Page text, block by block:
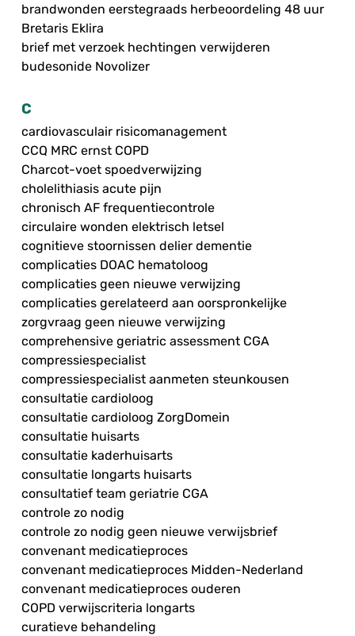
brandwonden eerstegraads herbeoordeling 48 uur
Bretaris Eklira
brief met verzoek hechtingen verwijderen
budesonide Novolizer
C
cardiovasculair risicomanagement
CCQ MRC ernst COPD
Charcot-voet spoedverwijzing
cholelithiasis acute pijn
chronisch AF frequentiecontrole
circulaire wonden elektrisch letsel
cognitieve stoornissen delier dementie
complicaties DOAC hematoloog
complicaties geen nieuwe verwijzing
complicaties gerelateerd aan oorspronkelijke
zorgvraag geen nieuwe verwijzing
comprehensive geriatric assessment CGA
compressiespecialist
compressiespecialist aanmeten steunkousen
consultatie cardioloog
consultatie cardioloog ZorgDomein
consultatie huisarts
consultatie kaderhuisarts
consultatie longarts huisarts
consultatief team geriatrie CGA
controle zo nodig
controle zo nodig geen nieuwe verwijsbrief
convenant medicatieproces
convenant medicatieproces Midden-Nederland
convenant medicatieproces ouderen
COPD verwijscriteria longarts
curatieve behandeling